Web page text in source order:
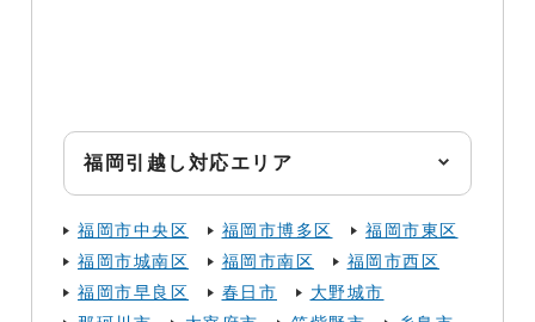
福岡引越し対応エリア
福岡市中央区 福岡市博多区
福岡市東区
福岡市城南区
福岡市南区
福岡市西区
福岡市早良区
春日市
大野城市